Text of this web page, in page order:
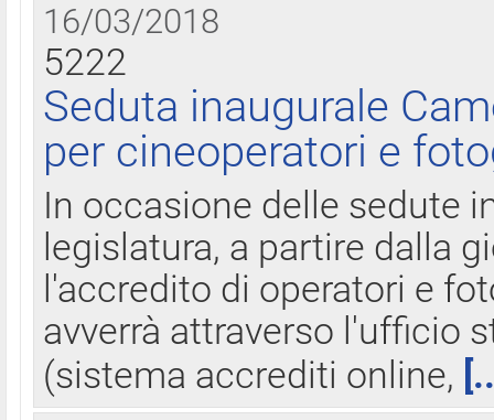
16/03/2018
5222
Seduta inaugurale
per cineoperatori e
In occasione delle sedute
legislatura, a partire dalla
l'accredito di operatori e
avverrà attraverso l'ufficio
(sistema accrediti online,